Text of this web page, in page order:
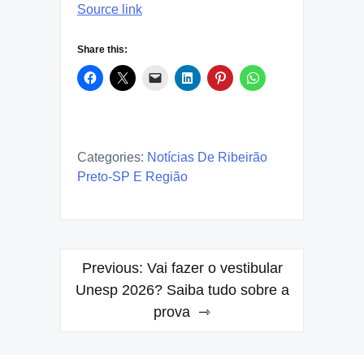
Source link
Share this:
Categories: Notícias De Ribeirão
Preto-SP E Região
Post
navigation
Previous: Vai fazer o vestibular
Unesp 2026? Saiba tudo sobre a
prova